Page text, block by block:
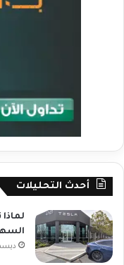
أحدث التحليلات
ديسمبر